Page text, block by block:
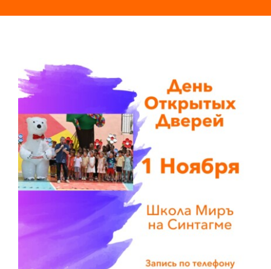
СЕРТИФИКАТ ТРКИ — ЭКЗАМЕННАЦИОННЫЙ ЦЕНТР
НОВОСТИ
ФОТОГРАФИИ
YOUTUBE
ТЕАТР МИРОВОЙ